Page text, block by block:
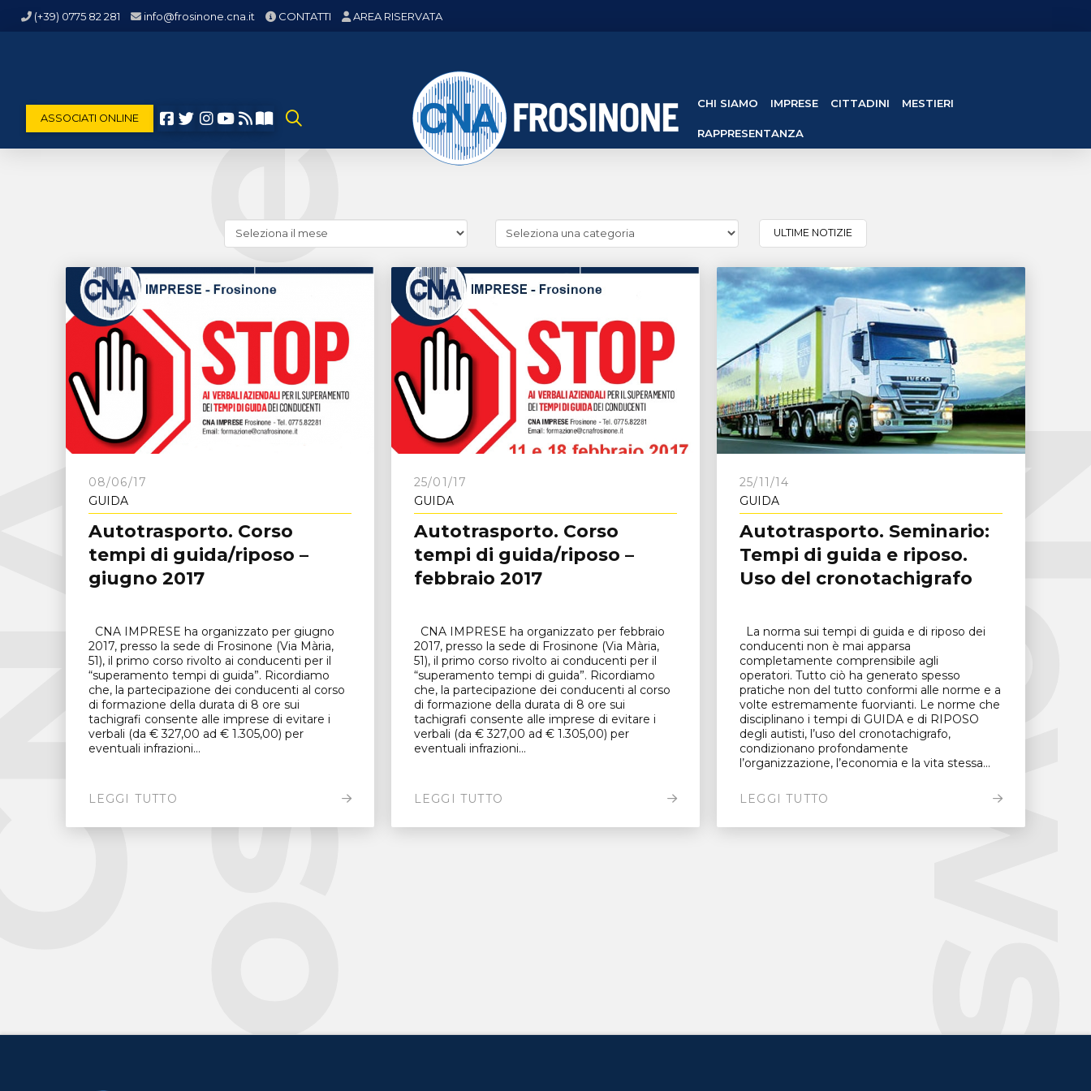
(+39) 0775 82 281 info@frosinone.cna.it CONTATTI AREA RISERVATA
ASSOCIATI ONLINE
CHI SIAMO IMPRESE CITTADINI MESTIERI
RAPPRESENTANZA
e
storico)
categorie)
ULTIME NOTIZIE
08/06/17
GUIDA
Autotrasporto. Corso
tempi di guida/riposo –
giugno 2017
CNA IMPRESE ha organizzato per giugno
2017, presso la sede di Frosinone (Via Mària,
51), il primo corso rivolto ai conducenti per il
“superamento tempi di guida”. Ricordiamo
che, la partecipazione dei conducenti al corso
di formazione della durata di 8 ore sui
tachigrafi consente alle imprese di evitare i
verbali (da € 327,00 ad € 1.305,00) per
eventuali infrazioni...
LEGGI TUTTO
25/01/17
GUIDA
Autotrasporto. Corso
tempi di guida/riposo –
febbraio 2017
CNA IMPRESE ha organizzato per febbraio
2017, presso la sede di Frosinone (Via Mària,
51), il primo corso rivolto ai conducenti per il
“superamento tempi di guida”. Ricordiamo
che, la partecipazione dei conducenti al corso
di formazione della durata di 8 ore sui
tachigrafi consente alle imprese di evitare i
verbali (da € 327,00 ad € 1.305,00) per
eventuali infrazioni...
LEGGI TUTTO
25/11/14
GUIDA
Autotrasporto. Seminario:
Tempi di guida e riposo.
Uso del cronotachigrafo
La norma sui tempi di guida e di riposo dei
conducenti non è mai apparsa
completamente comprensibile agli
operatori. Tutto ciò ha generato spesso
pratiche non del tutto conformi alle norme e a
volte estremamente fuorvianti. Le norme che
disciplinano i tempi di GUIDA e di RIPOSO
degli autisti, l’uso del cronotachigrafo,
condizionano profondamente
l’organizzazione, l’economia e la vita stessa...
LEGGI TUTTO